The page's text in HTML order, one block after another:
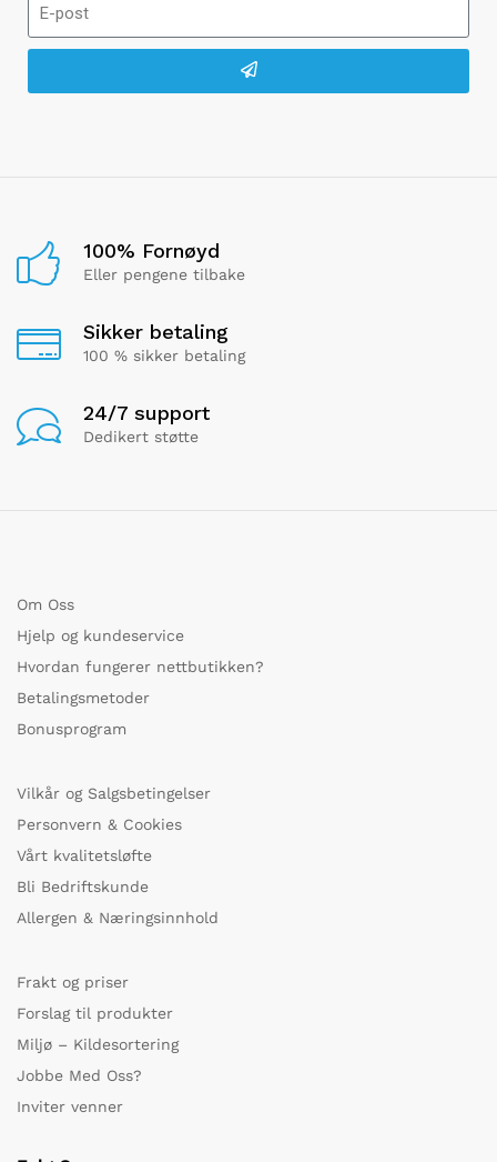
100% Fornøyd
Eller pengene tilbake
Sikker betaling
100 % sikker betaling
24/7 support
Dedikert støtte
Om Oss
Hjelp og kundeservice
Hvordan fungerer nettbutikken?
Betalingsmetoder
Bonusprogram
Vilkår og Salgsbetingelser
Personvern & Cookies
Vårt kvalitetsløfte
Bli Bedriftskunde
Allergen & Næringsinnhold
Frakt og priser
Forslag til produkter
Miljø – Kildesortering
Jobbe Med Oss?
Inviter venner